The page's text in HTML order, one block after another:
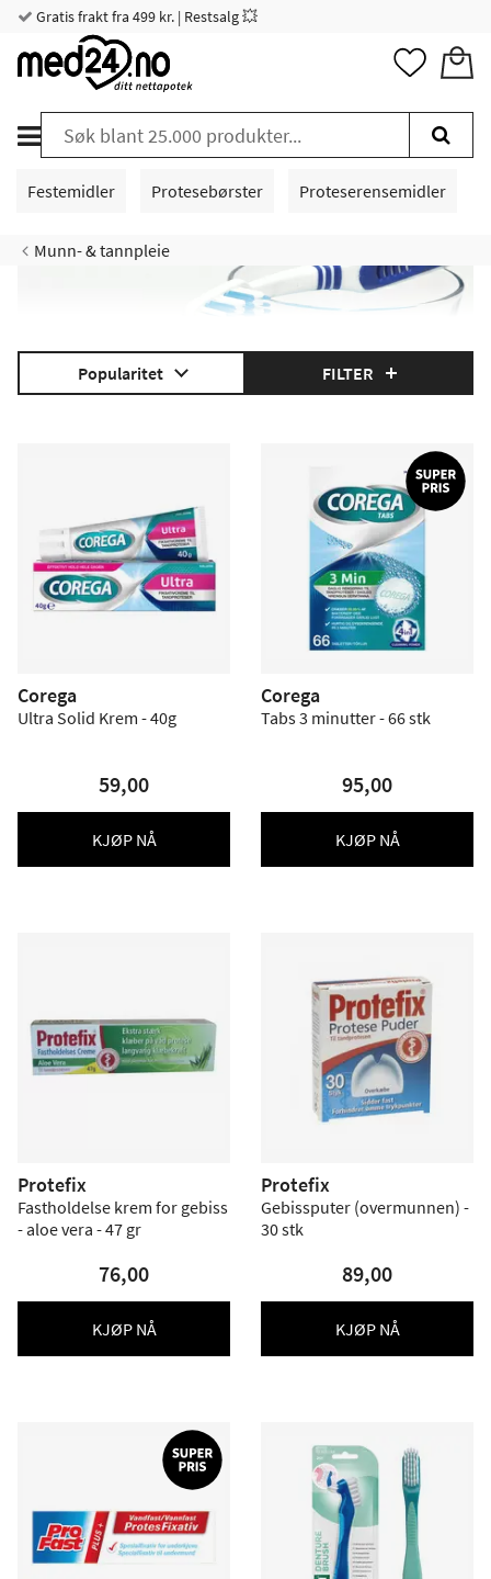
Gratis frakt fra 499 kr. | Restsalg 💥
Festemidler Protesebørster Proteserensemidler
Munn- & tannpleie
Popularitet FILTER
Corega
Ultra Solid Krem - 40g
59,00
KJØP NÅ
Corega
Tabs 3 minutter - 66 stk
95,00
KJØP NÅ
Protefix
Fastholdelse krem for gebiss
- aloe vera - 47 gr
76,00
KJØP NÅ
Protefix
Gebissputer (overmunnen) -
30 stk
89,00
KJØP NÅ